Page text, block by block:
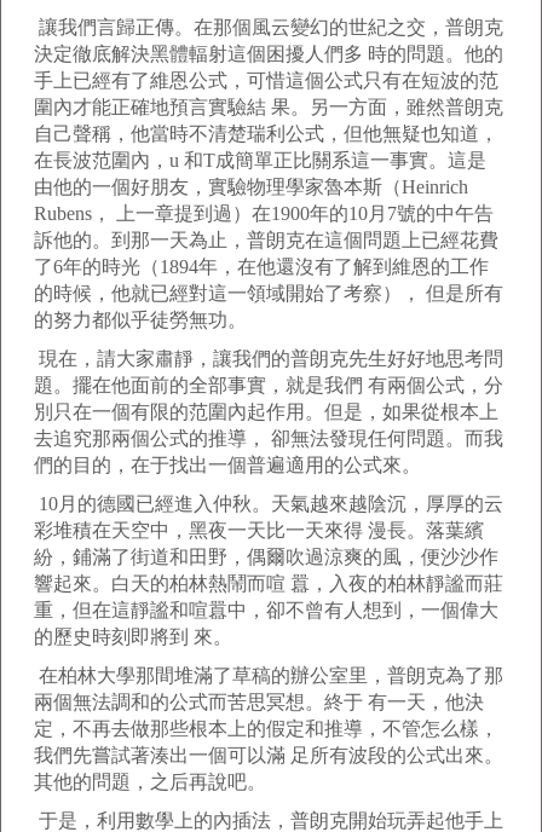
讓我們言歸正傳。在那個風云變幻的世紀之交，普朗克
決定徹底解決黑體輻射這個困擾人們多 時的問題。他的
手上已經有了維恩公式，可惜這個公式只有在短波的范
圍內才能正確地預言實驗結 果。另一方面，雖然普朗克
自己聲稱，他當時不清楚瑞利公式，但他無疑也知道，
在長波范圍內，u 和T成簡單正比關系這一事實。這是
由他的一個好朋友，實驗物理學家魯本斯（Heinrich
Rubens， 上一章提到過）在1900年的10月7號的中午告
訴他的。到那一天為止，普朗克在這個問題上已經花費
了6年的時光（1894年，在他還沒有了解到維恩的工作
的時候，他就已經對這一領域開始了考察）， 但是所有
的努力都似乎徒勞無功。
現在，請大家肅靜，讓我們的普朗克先生好好地思考問
題。擺在他面前的全部事實，就是我們 有兩個公式，分
別只在一個有限的范圍內起作用。但是，如果從根本上
去追究那兩個公式的推導， 卻無法發現任何問題。而我
們的目的，在于找出一個普遍適用的公式來。
10月的德國已經進入仲秋。天氣越來越陰沉，厚厚的云
彩堆積在天空中，黑夜一天比一天來得 漫長。落葉繽
紛，鋪滿了街道和田野，偶爾吹過涼爽的風，便沙沙作
響起來。白天的柏林熱鬧而喧 囂，入夜的柏林靜謐而莊
重，但在這靜謐和喧囂中，卻不曾有人想到，一個偉大
的歷史時刻即將到 來。
在柏林大學那間堆滿了草稿的辦公室里，普朗克為了那
兩個無法調和的公式而苦思冥想。終于 有一天，他決
定，不再去做那些根本上的假定和推導，不管怎么樣，
我們先嘗試著湊出一個可以滿 足所有波段的公式出來。
其他的問題，之后再說吧。
于是，利用數學上的內插法，普朗克開始玩弄起他手上